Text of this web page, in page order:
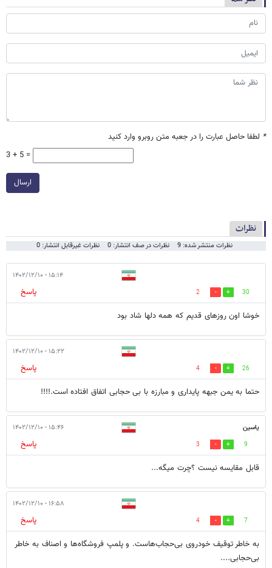
* لطفا حاصل عبارت را در جعبه متن روبرو وارد کنید
3 + 5 =
ارسال
نظرات
نظرات منتشر شده: 9 نظرات در صف انتشار: 0 نظرات غیرقابل انتشار: 0
۱۵:۱۴ - ۱۴۰۲/۱۲/۱۰
30
2
پاسخ
خوشا اون روزهای قدیم که همه دلها شاد بود
۱۵:۲۲ - ۱۴۰۲/۱۲/۱۰
26
4
پاسخ
حتما به یمن جبهه پایداری و مبارزه با بی حجابی اتفاق افتاده است.!!!!
یاسین ۱۵:۴۶ - ۱۴۰۲/۱۲/۱۰
9
3
پاسخ
قابل مقایسه نیست ؟چرت میگه...
۱۶:۵۸ - ۱۴۰۲/۱۲/۱۰
7
4
پاسخ
به خاطر توقیف خودروی بی‌حجاب‌هاست. و پلمپ فروشگاه‌ها و اصناف به خاطر
بی‌حجابی....